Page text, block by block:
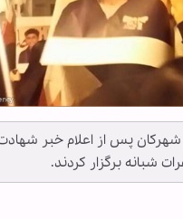
پس از اعلام خبر
شبانه برگزار کردند.